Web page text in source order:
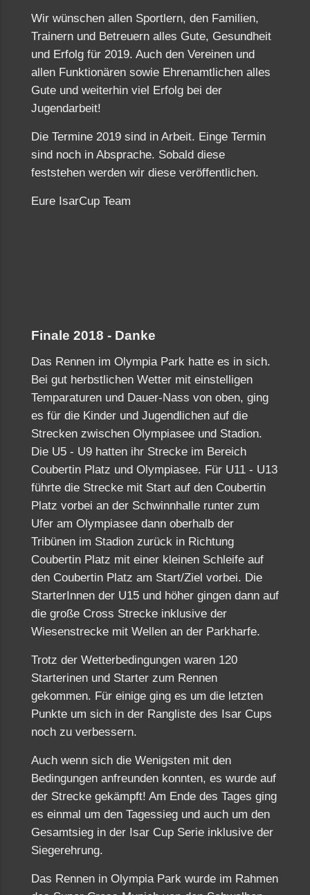
Wir wünschen allen Sportlern, den Familien,
Trainern und Betreuern alles Gute, Gesundheit
und Erfolg für 2019. Auch den Vereinen und
allen Funktionären sowie Ehrenamtlichen alles
Gute und weiterhin viel Erfolg bei der
Jugendarbeit!
Die Termine 2019 sind in Arbeit. Einge Termin
sind noch in Absprache. Sobald diese
feststehen werden wir diese veröffentlichen.
Eure IsarCup Team
Finale 2018 - Danke
Das Rennen im Olympia Park hatte es in sich.
Bei gut herbstlichen Wetter mit einstelligen
Temparaturen und Dauer-Nass von oben, ging
es für die Kinder und Jugendlichen auf die
Strecken zwischen Olympiasee und Stadion.
Die U5 - U9 hatten ihr Strecke im Bereich
Coubertin Platz und Olympiasee. Für U11 - U13
führte die Strecke mit Start auf den Coubertin
Platz vorbei an der Schwinnhalle runter zum
Ufer am Olympiasee dann oberhalb der
Tribünen im Stadion zurück in Richtung
Coubertin Platz mit einer kleinen Schleife auf
den Coubertin Platz am Start/Ziel vorbei. Die
StarterInnen der U15 und höher gingen dann auf
die große Cross Strecke inklusive der
Wiesenstrecke mit Wellen an der Parkharfe.
Trotz der Wetterbedingungen waren 120
Starterinen und Starter zum Rennen
gekommen. Für einige ging es um die letzten
Punkte um sich in der Rangliste des Isar Cups
noch zu verbessern.
Auch wenn sich die Wenigsten mit den
Bedingungen anfreunden konnten, es wurde auf
der Strecke gekämpft! Am Ende des Tages ging
es einmal um den Tagessieg und auch um den
Gesamtsieg in der Isar Cup Serie inklusive der
Siegerehrung.
Das Rennen in Olympia Park wurde im Rahmen